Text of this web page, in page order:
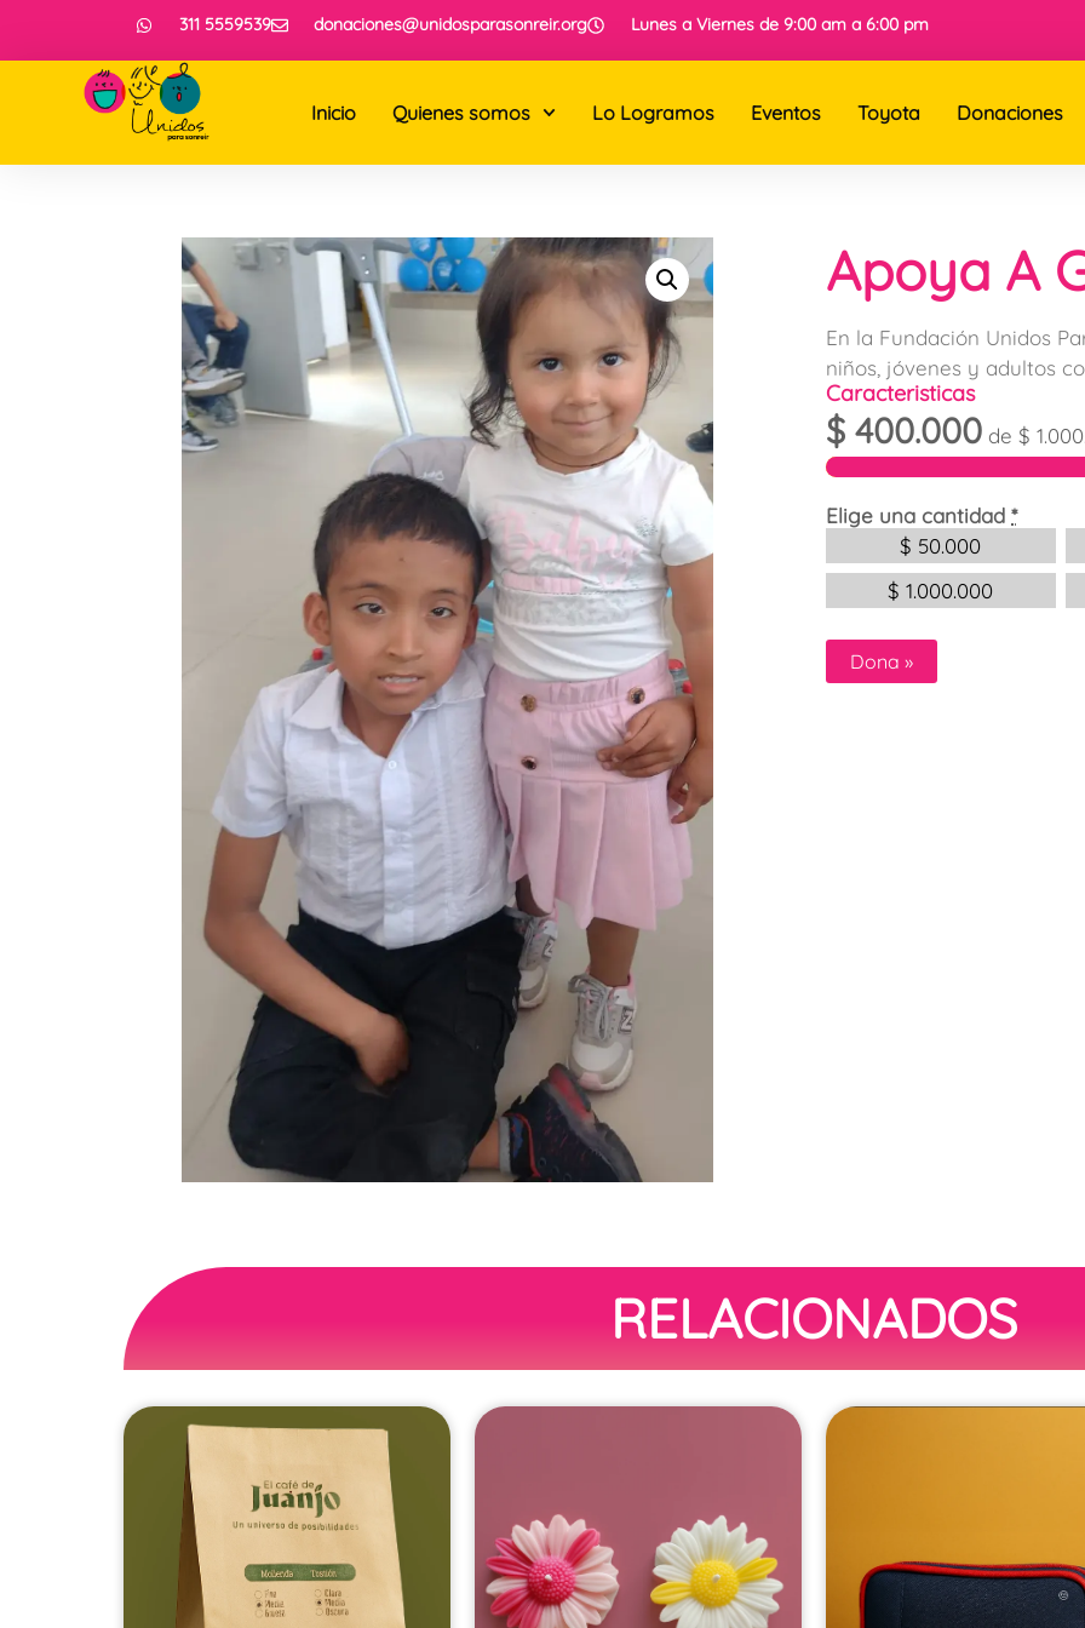
311 5559539 donaciones@unidosparasonreir.org Lunes a Viernes de 9:00 am a 6:00 pm
Inicio Quienes somos Lo Logramos Eventos Toyota Donaciones
Apoya A
En la Fundación Unidos
niños, jóvenes y adultos
Caracteristicas
$ 400.000 de $
Elige una cantidad *
$ 50.000
$ 1.000.000
Dona »
RELACIONADOS